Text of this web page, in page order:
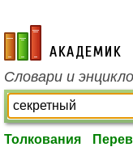
academic.ru
Словари и
Толкования